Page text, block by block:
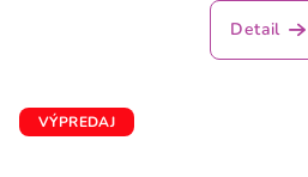
Detail
VÝPREDAJ